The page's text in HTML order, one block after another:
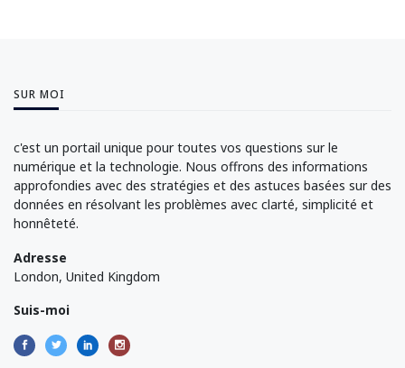
SUR MOI
c'est un portail unique pour toutes vos questions sur le
numérique et la technologie. Nous offrons des informations
approfondies avec des stratégies et des astuces basées sur des
données en résolvant les problèmes avec clarté, simplicité et
honnêteté.
Adresse
London, United Kingdom
Suis-moi